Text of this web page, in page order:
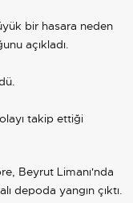
bir hasara neden
açıkladı.
takip ettiği
Beyrut Limanı'nda
depoda yangın çıktı.